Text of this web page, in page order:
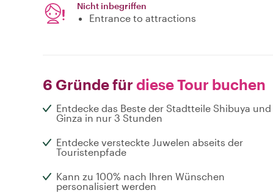
Nicht inbegriffen
Entrance to attractions
6 Gründe für diese Tour buchen
Entdecke das Beste der Stadtteile Shibuya und
Ginza in nur 3 Stunden
Entdecke versteckte Juwelen abseits der
Touristenpfade
Kann zu 100% nach Ihren Wünschen
personalisiert werden